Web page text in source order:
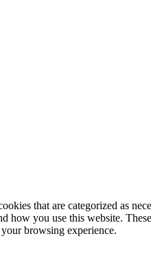
that are categorized as
how you use this website.
browsing experience.